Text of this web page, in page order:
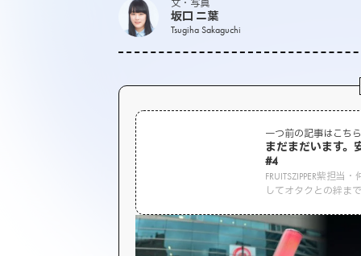
文・写真
坂口 ニ葉
Tsugiha Sakaguchi
一つ前の記事はこちら
まだまだいます。
#4
FRUITSZIPPER紫担
してオタクとの絆ま